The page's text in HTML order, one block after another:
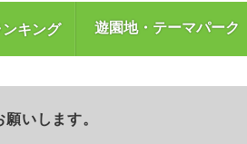
キング 遊園地・テーマパーク
いします。